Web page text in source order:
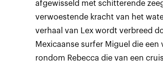
afgewisseld met schitterende
verwoestende kracht van het
verhaal van Lex wordt verbreed
Mexicaanse surfer Miguel die
rondom Rebecca die van een